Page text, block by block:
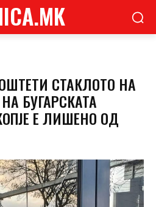
СТАКЛОТО НА
БУГАРСКАТА
Е ЛИШЕНО ОД